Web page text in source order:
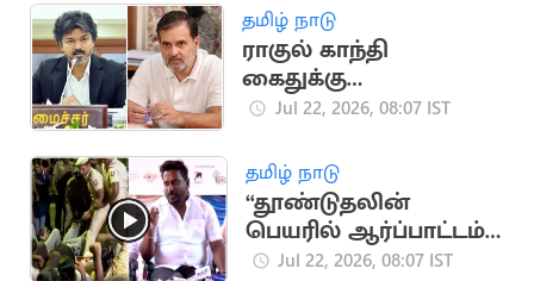
தமிழ் நாடு
ராகுல் காந்தி
கைதுக்கு
முதலமைச்சர் விஜய்
Jul 22, 2026, 08:07 IST
தமிழ் நாடு
“தூண்டுதலின்
பெயரில் ஆர்ப்பாட்டம்
செய்தால் கைது”..
Jul 22, 2026, 08:07 IST